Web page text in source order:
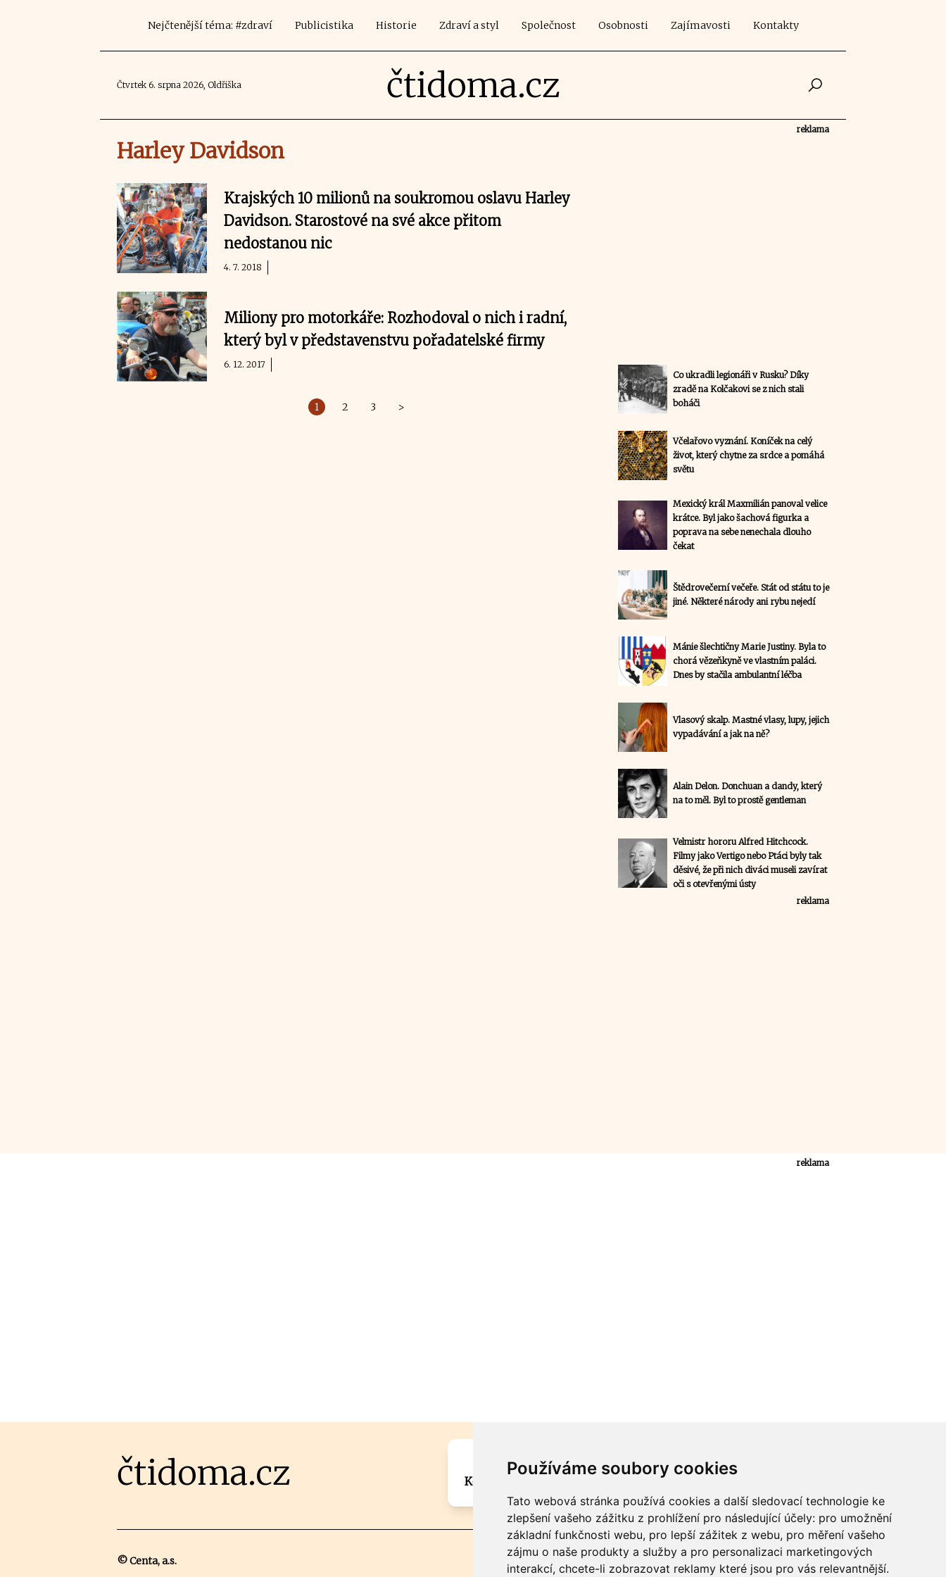
Používáme soubory cookies
Tato webová stránka používá cookies a další sledovací technologie ke
zlepšení vašeho zážitku z prohlížení pro následující účely: pro umožnění
základní funkčnosti webu, pro lepší zážitek z webu, pro měření vašeho
zájmu o naše produkty a služby a pro personalizaci marketingových
interakcí, chcete-li zobrazovat reklamy které jsou pro vás relevantnější.
Nejčtenější téma: #zdraví Publicistika Historie Zdraví a styl Společnost Osobnosti Zajímavosti Kontakty
Čtvrtek 6. srpna 2026, Oldřiška čtidoma.cz
Harley Davidson
Krajských 10 milionů na soukromou oslavu Harley
Davidson. Starostové na své akce přitom
nedostanou nic
4. 7. 2018
Miliony pro motorkáře: Rozhodoval o nich i radní,
který byl v představenstvu pořadatelské firmy
6. 12. 2017
1 2 3 >
reklama
Co ukradli legionáři v Rusku? Díky
zradě na Kolčakovi se z nich stali
boháči
Včelařovo vyznání. Koníček na celý
život, který chytne za srdce a pomáhá
světu
Mexický král Maxmilián panoval velice
krátce. Byl jako šachová figurka a
poprava na sebe nenechala dlouho
čekat
Štědrovečerní večeře. Stát od státu to je
jiné. Některé národy ani rybu nejedí
Mánie šlechtičny Marie Justiny. Byla to
chorá vězeňkyně ve vlastním paláci.
Dnes by stačila ambulantní léčba
Vlasový skalp. Mastné vlasy, lupy, jejich
vypadávání a jak na ně?
Alain Delon. Donchuan a dandy, který
na to měl. Byl to prostě gentleman
Velmistr hororu Alfred Hitchcock.
Filmy jako Vertigo nebo Ptáci byly tak
děsivé, že při nich diváci museli zavírat
oči s otevřenými ústy
reklama
reklama
čtidoma.cz
Máte zajímavou informaci? Chcete spolupracovat?
Kontaktujte šéfredaktora Martina Chalupu:
© Centa, a.s.